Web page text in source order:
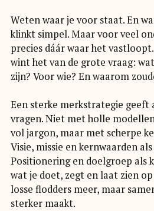
Weten waar je voor staat. En
klinkt simpel. Maar voor veel
precies dáár waar het
wint het van de grote vraag:
zijn? Voor wie? En waarom
Een sterke merkstrategie geeft
vragen. Niet met holle
vol jargon, maar met scherpe
Visie, missie en kernwaarden
Positionering en doelgroep als
wat je doet, zegt en laat zien
losse flodders meer, maar
sterker maakt.